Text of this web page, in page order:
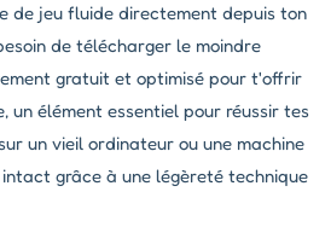
de jeu fluide directement depuis ton
de télécharger le moindre
gratuit et optimisé pour t'offrir
un élément essentiel pour réussir tes
un vieil ordinateur ou une machine
grâce à une légèreté technique